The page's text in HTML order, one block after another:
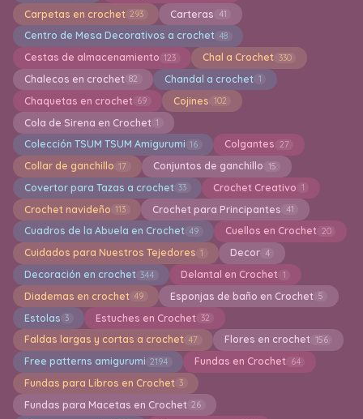
Carpetas en crochet 293 Carteras 41
Centro de Mesa Decorativos a crochet 48
Cestas de almacenamiento 123 Chal a Crochet 330
Chalecos en crochet 82 Chandal a crochet 1
Chaquetas en crochet 69 Cojines 102
Cola de Sirena en Crochet 1
Colección TSUM TSUM Amigurumi 16 Colgantes 27
Collar de ganchillo 17 Conjuntos de ganchillo 15
Covertor para Tazas a crochet 33 Crochet Creativo 1
Crochet navideño 113 Crochet para Principantes 41
Cuadros de la Abuela en Crochet 49 Cuellos en Crochet 20
Cuidados para Nuestros Tejedores 1 Decor 4
Decoración en crochet 344 Delantal en Crochet 1
Diademas en crochet 49 Esponjas de baño en Crochet 5
Estolas 3 Estuches en Crochet 32
Faldas largas y cortas a crochet 47 Flores en crochet 156
Free patterns amigurumi 2194 Fundas en Crochet 64
Fundas para Libros en Crochet 3
Fundas para Macetas en Crochet 26